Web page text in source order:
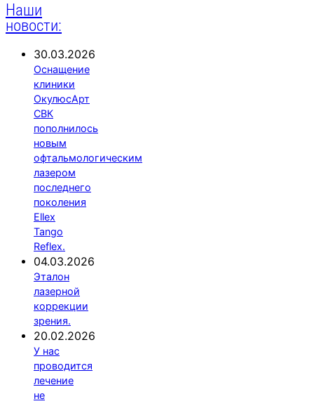
Наши
новости:
30.03.2026
Оснащение
клиники
ОкулюсАрт
СВК
пополнилось
новым
офтальмологическим
лазером
последнего
поколения
Ellex
Tango
Reflex.
04.03.2026
Эталон
лазерной
коррекции
зрения.
20.02.2026
У нас
проводится
лечение
не